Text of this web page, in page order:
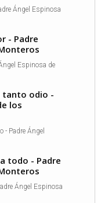
Ángel Espinosa
- Padre
Espinosa de
tanto odio -
los
- Padre Ángel
todo - Padre
Ángel Espinosa